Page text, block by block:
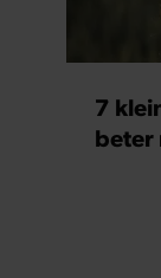
7
beter